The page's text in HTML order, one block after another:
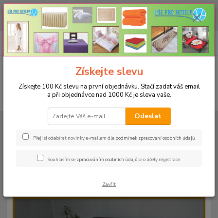
CHCETE NAKOUPIT VĚTŠÍ MNOŽSTVÍ NAŠICH PRODUKTŮ ZA LEPŠÍ
CENU? Klikněte ZDE
CZK
+420 773 794 023
Pondělí-pátek 9-16 hodin
0ks
za0 Kč
PROSTĚRADLA
Froté prostěradla s gumou - 190g/m2 - 45 barev
10 tmavě béžová
Froté prostěradlo 200x220cm -
Získejte slevu
Získejte 100 Kč slevu na první objednávku. Stačí zadat váš email
a při objednávce nad 1000 Kč je sleva vaše.
Odeslat
Přeji si odebírat novinky e-mailem dle podmínek zpracování osobních údajů.
Souhlasím se zpracováním osobních údajů pro účely registrace.
Zavřít